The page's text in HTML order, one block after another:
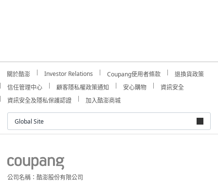
關於酷澎 Investor Relations Coupang使用者條款
退換貨政策
信任管理中心
顧客隱私權政策通知 安心購物
資訊安全
資訊安全及隱私保護認證
加入酷澎商城
Global Site
公司名稱：酷澎股份有限公司